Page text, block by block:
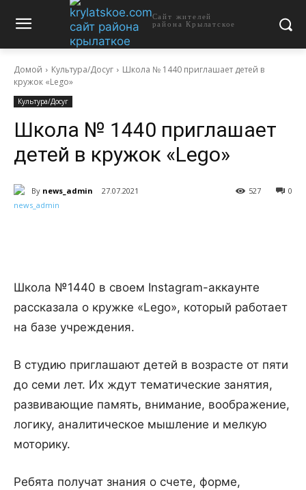
Сайт жителей
района Крылатское
Домой Культура/Досуг
Школа № 1440 приглашает детей в
кружок «Lego»
Культура/Досуг
Школа № 1440 приглашает
детей в кружок «Lego»
By news_admin 27.07.2021 0
527
Школа №1440 в своем Instagram-аккаунте
рассказала о кружке «Lego», который работает
на базе учреждения.
В студию приглашают детей в возрасте от пяти
до семи лет. Их ждут тематические занятия,
развивающие память, внимание, воображение,
логику, аналитическое мышление и мелкую
моторику.
Ребята получат знания о счете, форме,